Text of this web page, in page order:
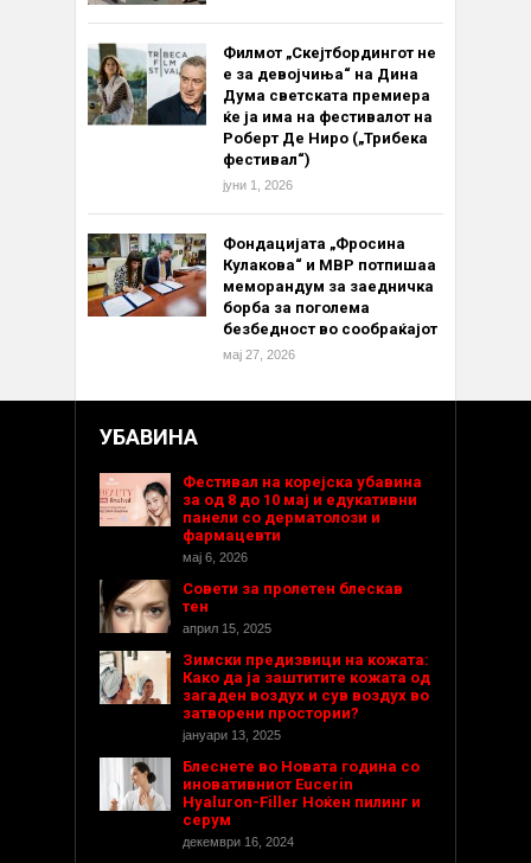
Филмот „Скејтбордингот не
е за девојчиња“ на Дина
Дума светската премиера
ќе ја има на фестивалот на
Роберт Де Ниро („Трибека
фестивал“)
јуни 1, 2026
Фондацијата „Фросина
Кулакова“ и МВР потпишаа
меморандум за заедничка
борба за поголема
безбедност во сообраќајот
мај 27, 2026
УБАВИНА
Фестивал на корејска убавина
за од 8 до 10 мај и едукативни
панели со дерматолози и
фармацевти
мај 6, 2026
Совети за пролетен блескав
тен
април 15, 2025
Зимски предизвици на кожата:
Како да ја заштитите кожата од
загаден воздух и сув воздух во
затворени простории?
јануари 13, 2025
Блеснете во Новата година со
иновативниот Eucerin
Hyaluron-Filler Ноќен пилинг и
серум
декември 16, 2024